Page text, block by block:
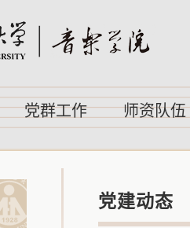
党群工作 师资队伍
党建动态